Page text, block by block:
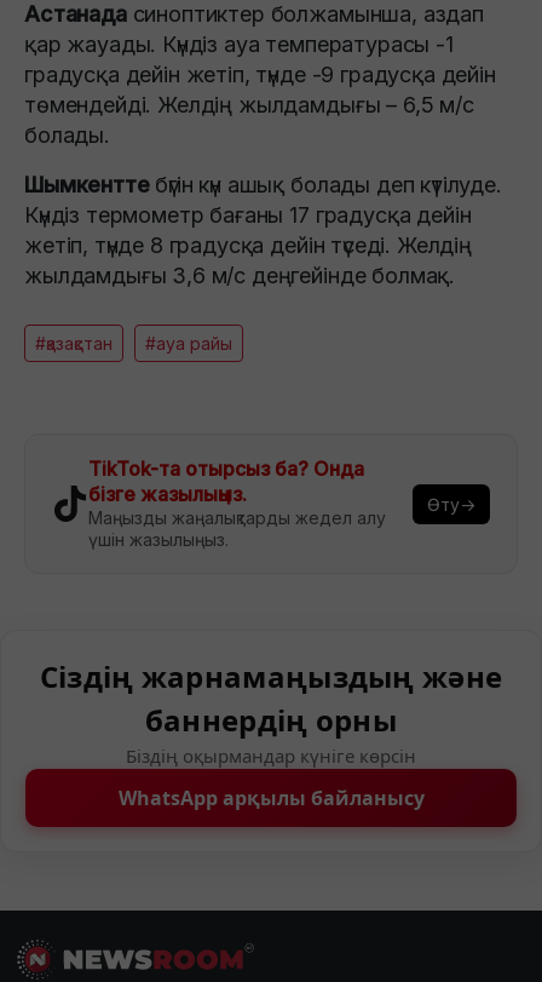
Астанадасиноптиктер болжамынша, аздап
қар жауады. Күндіз ауа температурасы -1
градусқа дейін жетіп, түнде -9 градусқа дейін
төмендейді. Желдің жылдамдығы – 6,5 м/с
болады.
Шымкенттебүгін күн ашық болады деп күтілуде.
Күндіз термометр бағаны 17 градусқа дейін
жетіп, түнде 8 градусқа дейін түседі. Желдің
жылдамдығы 3,6 м/с деңгейінде болмақ.
#қазақстан #ауа райы
TikTok-та отырсыз ба? Онда
бізге жазылыңыз.
Маңызды жаңалықтарды жедел алу
үшін жазылыңыз.
Өту→
Сіздің жарнамаңыздың және
баннердің орны
Біздің оқырмандар күніге көрсін
WhatsApp арқылы байланысу